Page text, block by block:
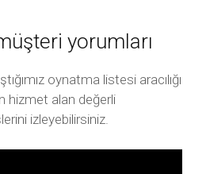
yorumları
oynatma listesi aracılığı
hizmet alan değerli
izleyebilirsiniz.